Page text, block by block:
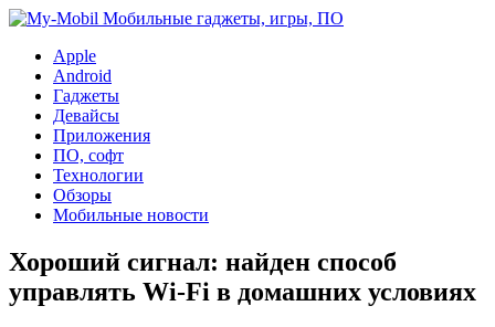
Apple
Android
Гаджеты
Девайсы
Приложения
ПО, софт
Технологии
Обзоры
Мобильные новости
Хороший сигнал: найден способ
управлять Wi-Fi в домашних условиях